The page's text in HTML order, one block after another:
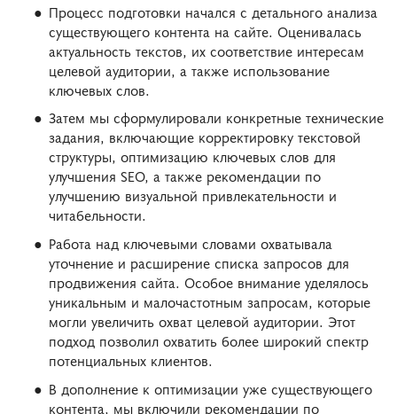
Процесс подготовки начался с детального анализа
существующего контента на сайте. Оценивалась
актуальность текстов, их соответствие интересам
целевой аудитории, а также использование
ключевых слов.
Затем мы сформулировали конкретные технические
задания, включающие корректировку текстовой
структуры, оптимизацию ключевых слов для
улучшения SEO, а также рекомендации по
улучшению визуальной привлекательности и
читабельности.
Работа над ключевыми словами охватывала
уточнение и расширение списка запросов для
продвижения сайта. Особое внимание уделялось
уникальным и малочастотным запросам, которые
могли увеличить охват целевой аудитории. Этот
подход позволил охватить более широкий спектр
потенциальных клиентов.
В дополнение к оптимизации уже существующего
контента, мы включили рекомендации по